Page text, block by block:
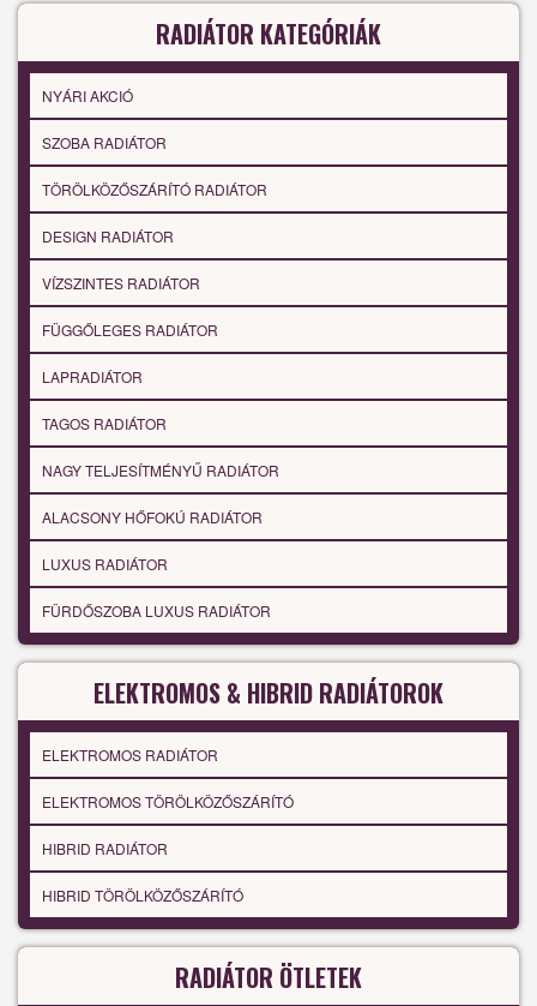
RADIÁTOR KATEGÓRIÁK
NYÁRI AKCIÓ
SZOBA RADIÁTOR
TÖRÖLKÖZŐSZÁRÍTÓ RADIÁTOR
DESIGN RADIÁTOR
VÍZSZINTES RADIÁTOR
FÜGGŐLEGES RADIÁTOR
LAPRADIÁTOR
TAGOS RADIÁTOR
NAGY TELJESÍTMÉNYŰ RADIÁTOR
ALACSONY HŐFOKÚ RADIÁTOR
LUXUS RADIÁTOR
FÜRDŐSZOBA LUXUS RADIÁTOR
ELEKTROMOS & HIBRID RADIÁTOROK
ELEKTROMOS RADIÁTOR
ELEKTROMOS TÖRÖLKÖZŐSZÁRÍTÓ
HIBRID RADIÁTOR
HIBRID TÖRÖLKÖZŐSZÁRÍTÓ
RADIÁTOR ÖTLETEK